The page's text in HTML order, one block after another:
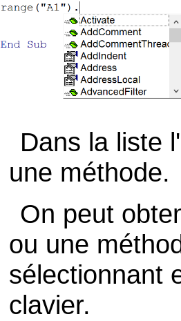
Dans la liste
une méthode.
On peut
ou une
sélectionnant
clavier.